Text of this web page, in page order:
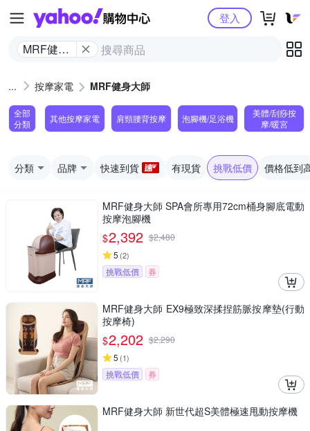
Yahoo購物中心
MRF健身
登入
按摩家電 MRF健身大師
全部
分類
其他按摩家電 肩頸腰背按摩 泡腳機/足浴機
美體/刮痧按
摩/暖宮
分類 品牌 快速到貨 有現貨 挑戰低價 價格低到
MRF健身大師 SPA會所專用72cm桶身腳底電動
按摩泡腳機
$2,392 $2,480
5 (2)
挑戰低價 券
MRF健身大師 EX9極致深揉捏筋脈按摩墊(行動
按摩椅)
$2,202 $2,290
5 (1)
挑戰低價 券
MRF健身大師 新世代超S美體極速甩動按摩機